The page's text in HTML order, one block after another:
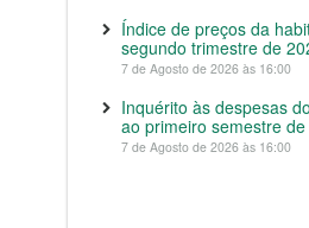
Índice de preços da
segundo trimestre de
7 de Agosto de 2026 às 16:00
Inquérito às despesas
ao primeiro semestre
7 de Agosto de 2026 às 16:00